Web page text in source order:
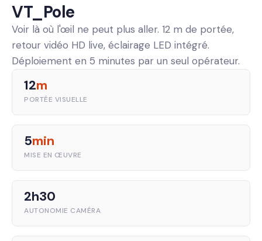
VT_Pole
Voir là où l'œil ne peut plus aller. 12 m de portée,
retour vidéo HD live, éclairage LED intégré.
Déploiement en 5 minutes par un seul opérateur.
12m
PORTÉE VISUELLE
5min
MISE EN ŒUVRE
2h30
AUTONOMIE CAMÉRA